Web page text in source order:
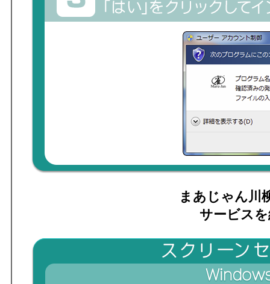
まあじゃん川
サービス